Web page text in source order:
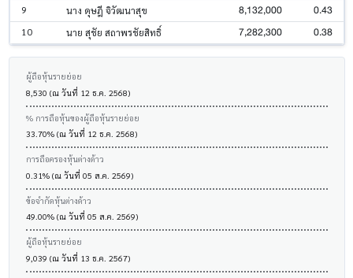
9 นาง ดุษฎี จิวัฒนาสุข 8,132,000 0.43
10 นาย สุชัย สถาพรชัยสิทธิ์ 7,282,300 0.38
ผู้ถือหุ้นรายย่อย
8,530 (ณ วันที่ 12 ธ.ค. 2568)
% การถือหุ้นของผู้ถือหุ้นรายย่อย
33.70% (ณ วันที่ 12 ธ.ค. 2568)
การถือครองหุ้นต่างด้าว
0.31% (ณ วันที่ 05 ส.ค. 2569)
ข้อจำกัดหุ้นต่างด้าว
49.00% (ณ วันที่ 05 ส.ค. 2569)
ผู้ถือหุ้นรายย่อย
9,039 (ณ วันที่ 13 ธ.ค. 2567)